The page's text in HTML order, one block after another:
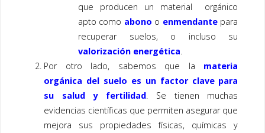
que producen un material orgánico
apto como abono o enmendante para
recuperar suelos, o incluso su
valorización energética.
Por otro lado, sabemos que la materia
orgánica del suelo es un factor clave para
su salud y fertilidad. Se tienen muchas
evidencias científicas que permiten asegurar que
mejora sus propiedades físicas, químicas y